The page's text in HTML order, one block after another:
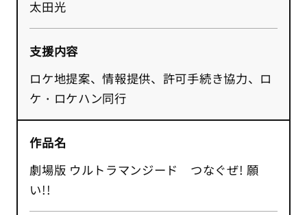
太田光
支援内容
ロケ地提案、情報提供、許可手続き協力、ロ
ケ・ロケハン同行
作品名
劇場版 ウルトラマンジード つなぐぜ! 願
い!!